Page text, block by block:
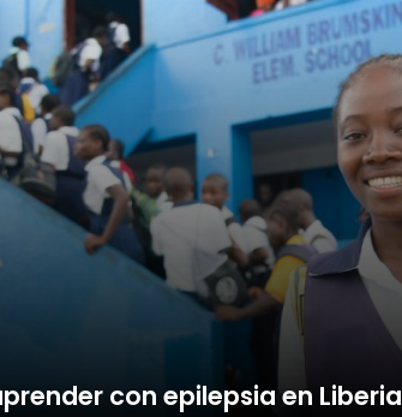
con epilepsia en Liberia